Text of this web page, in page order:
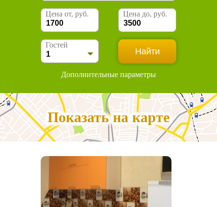
Цена от, руб. Цена до, руб.
Гостей
Дополнительные параметры
Показать на карте